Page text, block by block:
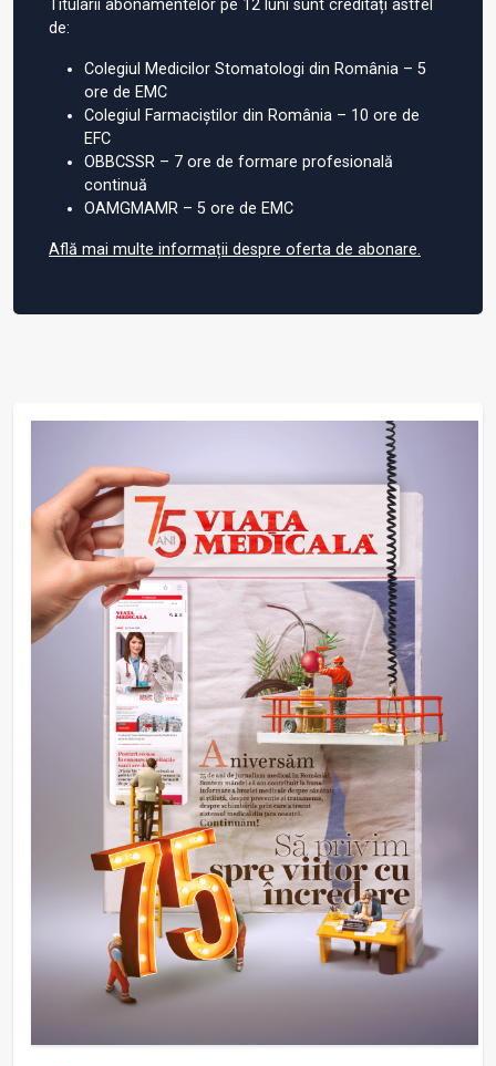
Titularii abonamentelor pe 12 luni sunt creditați astfel
de:
Colegiul Medicilor Stomatologi din România – 5
ore de EMC
Colegiul Farmaciștilor din România – 10 ore de
EFC
OBBCSSR – 7 ore de formare profesională
continuă
OAMGMAMR – 5 ore de EMC
Află mai multe informații despre oferta de abonare.